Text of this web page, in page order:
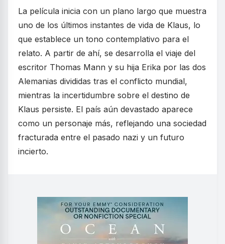
La película inicia con un plano largo que muestra
uno de los últimos instantes de vida de Klaus, lo
que establece un tono contemplativo para el
relato. A partir de ahí, se desarrolla el viaje del
escritor Thomas Mann y su hija Erika por las dos
Alemanias divididas tras el conflicto mundial,
mientras la incertidumbre sobre el destino de
Klaus persiste. El país aún devastado aparece
como un personaje más, reflejando una sociedad
fracturada entre el pasado nazi y un futuro
incierto.